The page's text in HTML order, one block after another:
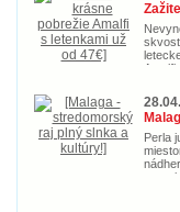
Perla